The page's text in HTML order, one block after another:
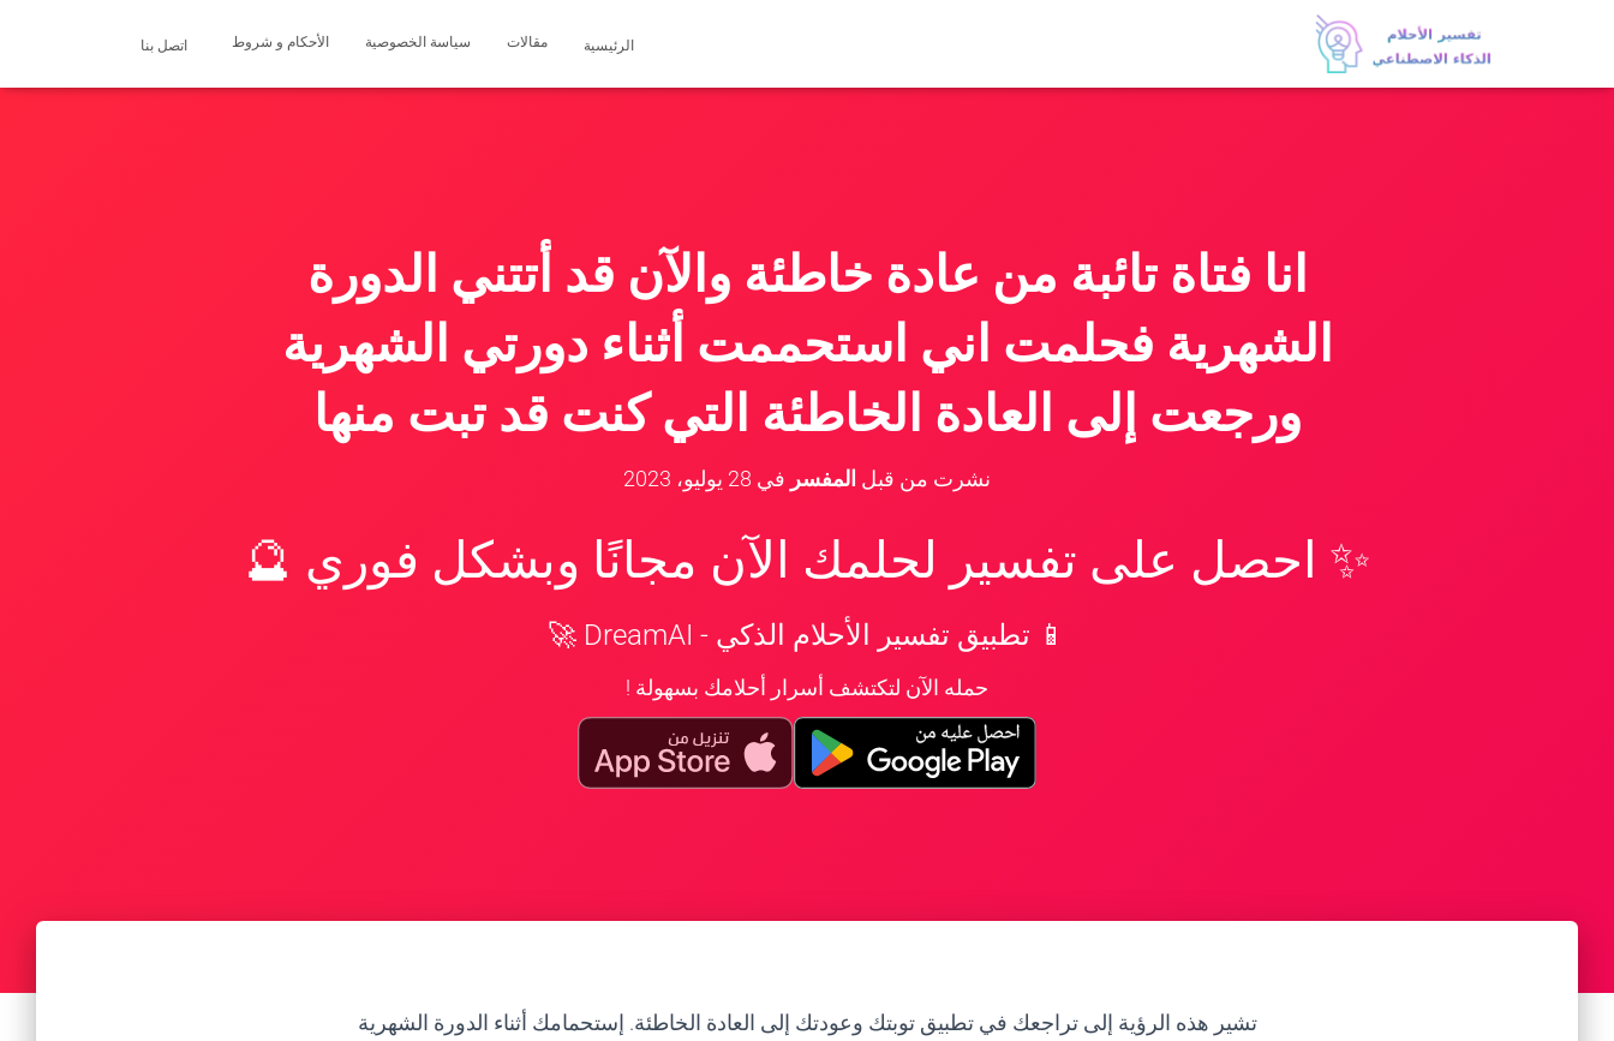
الرئيسية مقالات سياسة الخصوصية الأحكام و شروط اتصل بنا
انا فتاة تائبة من عادة خاطئة والآن قد أتتني الدورة
الشهرية فحلمت اني استحممت أثناء دورتي الشهرية
ورجعت إلى العادة الخاطئة التي كنت قد تبت منها
نشرت من قبل المفسر في 28 يوليو، 2023
✨ احصل على تفسير لحلمك الآن مجانًا وبشكل فوري 🔮
📱 تطبيق تفسير الأحلام الذكي - DreamAI 🚀
حمله الآن لتكتشف أسرار أحلامك بسهولة !
تشير هذه الرؤية إلى تراجعك في تطبيق توبتك وعودتك إلى العادة الخاطئة. إستحمامك أثناء الدورة الشهرية